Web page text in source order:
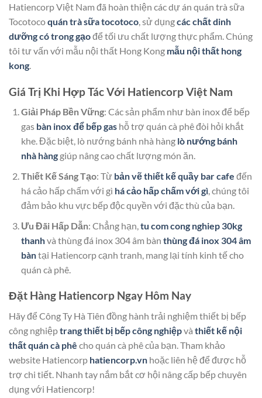
Hatiencorp Việt Nam đã hoàn thiện các dự án quán trà sữa
Tocotocoquán trà sữa tocotoco, sử dụngcác chất dinh
dưỡng có trong gạođể tối ưu chất lượng thực phẩm. Chúng
tôi tư vấn với mẫu nội thất Hong Kong mẫu nội thất hong
kong.
Giá Trị Khi Hợp Tác Với Hatiencorp Việt Nam
Giải Pháp Bền Vững: Các sản phẩm như bàn inox để bếp
gas bàn inox để bếp gashỗ trợ quán cà phê đòi hỏi khắt
khe. Đặc biệt, lò nướng bánh nhà hàng lò nướng bánh
nhà hànggiúp nâng cao chất lượng món ăn.
Thiết Kế Sáng Tạo: Từ bản vẽ thiết kế quầy bar cafe đến
há cảo hấp chấm với gì há cảo hấp chấm với gì, chúng tôi
đảm bảo khu vực bếp độc quyền với đặc thù của bạn.
Ưu Đãi Hấp Dẫn: Chẳng hạn, tu com cong nghiep 30kg
thanhvà thùng đá inox 304 âm bàn thùng đá inox 304 âm
bàntại Hatiencorp cạnh tranh, mang lại tính kinh tế cho
quán cà phê.
Đặt Hàng Hatiencorp Ngay Hôm Nay
Hãy để Công Ty Hà Tiên đồng hành trải nghiệm thiết bị bếp
công nghiệptrang thiết bị bếp công nghiệpvà thiết kế nội
thất quán cà phê cho quán cà phê của bạn. Tham khảo
website Hatiencorp hatiencorp.vn hoặc liên hệ để được hỗ
trợ chi tiết. Nhanh tay nắm bắt cơ hội nâng cấp bếp chuyên
dụng với Hatiencorp!